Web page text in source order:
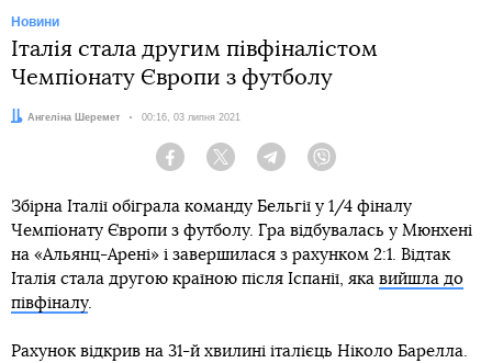
Новини
Італія стала другим півфіналістом
Чемпіонату Європи з футболу
Автор:
Ангеліна Шеремет Дата:
00:16, 03 липня 2021
Facebook Twitter Telegram
Збірна Італії обіграла команду Бельгії у 1/4 фіналу
Чемпіонату Європи з футболу. Гра відбувалась у Мюнхені
на «Альянц-Арені» і завершилася з рахунком 2:1. Відтак
Італія стала другою країною після Іспанії, яка вийшла до
півфіналу.
Рахунок відкрив на 31-й хвилині італієць Ніколо Барелла.